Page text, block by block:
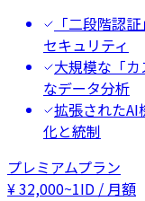
「二段階認
セキュリティ
大規模な「
なデータ分析
拡張されたAI
化と統制
プレミアムプラン
¥32,000~1ID / 月額